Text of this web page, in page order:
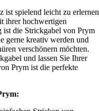
ist spielend leicht zu erlernen
ihrer hochwertigen
ist die Strickgabel von Prym
gerne kreativ werden und
verschönern möchten.
und lassen Sie Ihrer
Prym ist die perfekte